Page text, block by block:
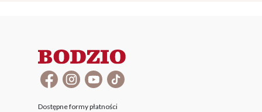
Dostępne formy płatności